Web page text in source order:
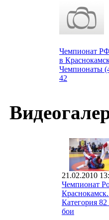
Чемпионат
в
Чемпионаты
42
21.02.2010
Чемпионат
Категория
бои